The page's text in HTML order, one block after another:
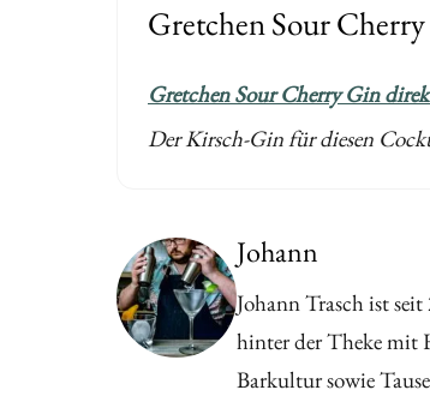
Gretchen Sour
Gretchen Sour Cherry Gin
Der Kirsch-Gin für diesen
Johann
Johann Trasch ist
hinter der Theke mit
Barkultur sowie